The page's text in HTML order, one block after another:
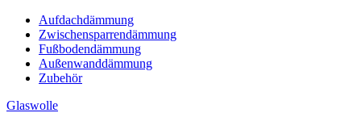
Aufdachdämmung
Zwischensparrendämmung
Fußbodendämmung
Außenwanddämmung
Zubehör
Glaswolle